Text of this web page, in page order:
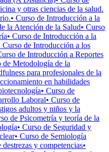
y otras ciencias de la salud.
• Curso de Introducción a la
la Atención de la Salud• Curso
• Curso de Introducción a la
Curso de Introducción a los
de Introducción a Reportes
de Metodología de la
para profesionales de la
en habilidades
• Curso de
Laboral• Curso de
adultos y niños y la
de Psicometría y teoría de la
• Curso de Seguridad y
• Curso de Semiología
y competencias•